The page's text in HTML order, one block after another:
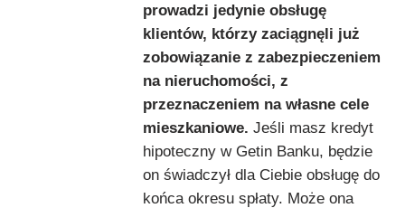
prowadzi jedynie obsługę
klientów, którzy zaciągnęli już
zobowiązanie z zabezpieczeniem
na nieruchomości, z
przeznaczeniem na własne cele
mieszkaniowe. Jeśli masz kredyt
hipoteczny w Getin Banku, będzie
on świadczył dla Ciebie obsługę do
końca okresu spłaty. Może ona